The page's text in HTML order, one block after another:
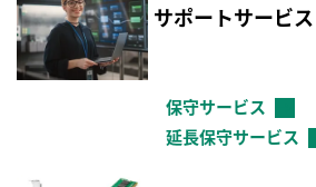
サポートサービス
保守サービス
延長保守サービス